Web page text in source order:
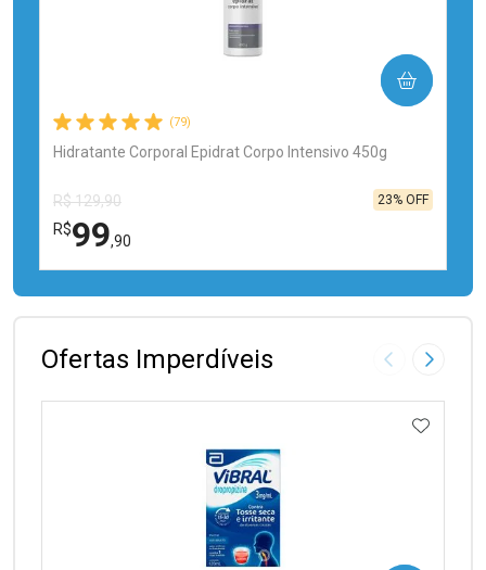
(79)
Hidratante Corporal Epidrat Corpo Intensivo 450g
R$ 129,90
R$99,90
23% OFF
COMPRAR
FECHAR
FECHAR
Ofertas Imperdíveis Imagem